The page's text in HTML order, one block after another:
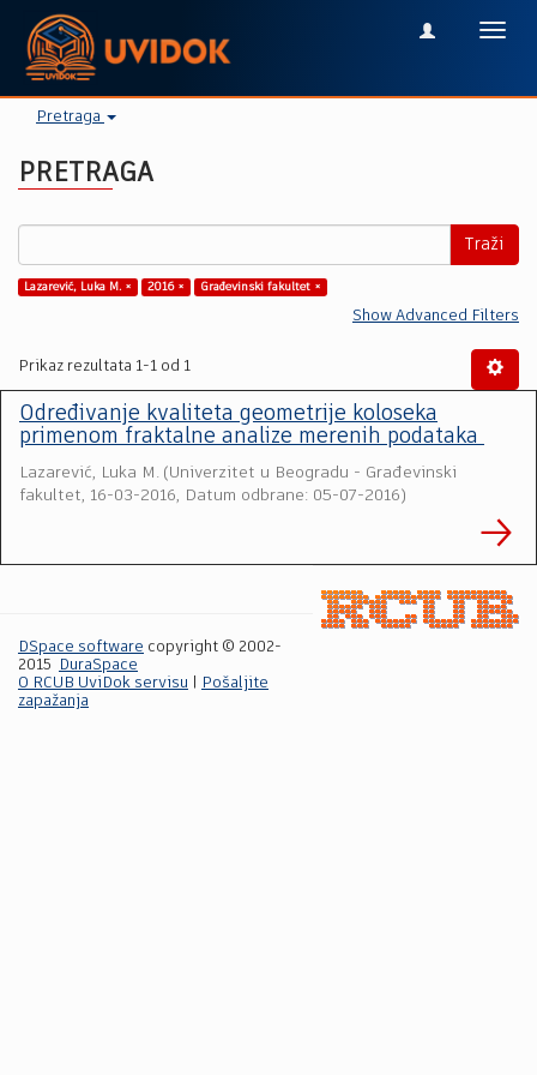
Pretraga
PRETRAGA
Traži
Lazarević, Luka M. × 2016 × Građevinski fakultet ×
Show Advanced Filters
Prikaz rezultata 1-1 od 1
Određivanje kvaliteta geometrije koloseka
primenom fraktalne analize merenih podataka
Lazarević, Luka M. (Univerzitet u Beogradu - Građevinski
fakultet, 16-03-2016, Datum odbrane: 05-07-2016)
DSpace software copyright © 2002-
2015
DuraSpace
O RCUB UviDok servisu
Pošaljite
zapažanja